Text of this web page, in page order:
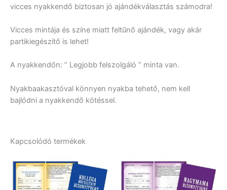
vicces nyakkendő biztosan jó ajándékválasztás számodra!
Vicces mintája és színe miatt feltűnő ajándék, vagy akár
partikiegészítő is lehet!
A nyakkendőn: ” Legjobb felszolgáló ” minta van.
Nyakbaakasztóval könnyen nyakba tehető, nem kell
bajlódni a nyakkendő kötéssel.
Kapcsolódó termékek